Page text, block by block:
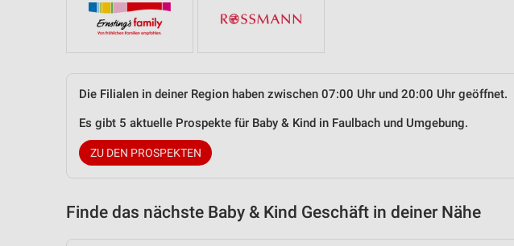
Die Filialen in deiner Region haben zwischen 07:00 Uhr und 20:00 Uhr geöffnet.
Es gibt 5 aktuelle Prospekte für Baby & Kind in Faulbach und Umgebung.
ZU DEN PROSPEKTEN
Finde das nächste Baby & Kind Geschäft in deiner Nähe